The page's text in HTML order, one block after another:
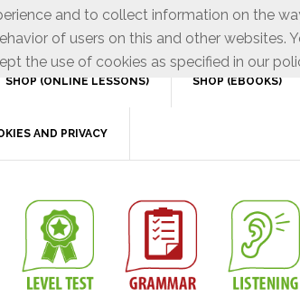
SHOP (ONLINE LESSONS) SHOP (EBOOKS)
AND PRIVACY
and to collect information on the
of users on this and other websites.
the use of cookies as specified in our